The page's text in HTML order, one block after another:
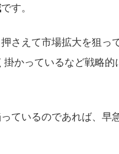
です。
さえて市場拡大を狙っ
かっているなど戦略
ているのであれば、早